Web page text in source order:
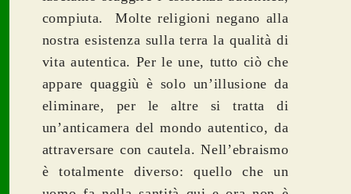
compiuta. Molte religioni negano alla
nostra esistenza sulla terra la qualità di
vita autentica. Per le une, tutto ciò che
appare quaggiù è solo un’illusione da
eliminare, per le altre si tratta di
un’anticamera del mondo autentico, da
attraversare con cautela. Nell’ebraismo
è totalmente diverso: quello che un